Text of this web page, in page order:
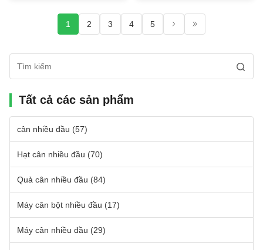
1 2 3 4 5
Tất cả các sản phẩm
cân nhiều đầu (57)
Hạt cân nhiều đầu (70)
Quả cân nhiều đầu (84)
Máy cân bột nhiều đầu (17)
Máy cân nhiều đầu (29)